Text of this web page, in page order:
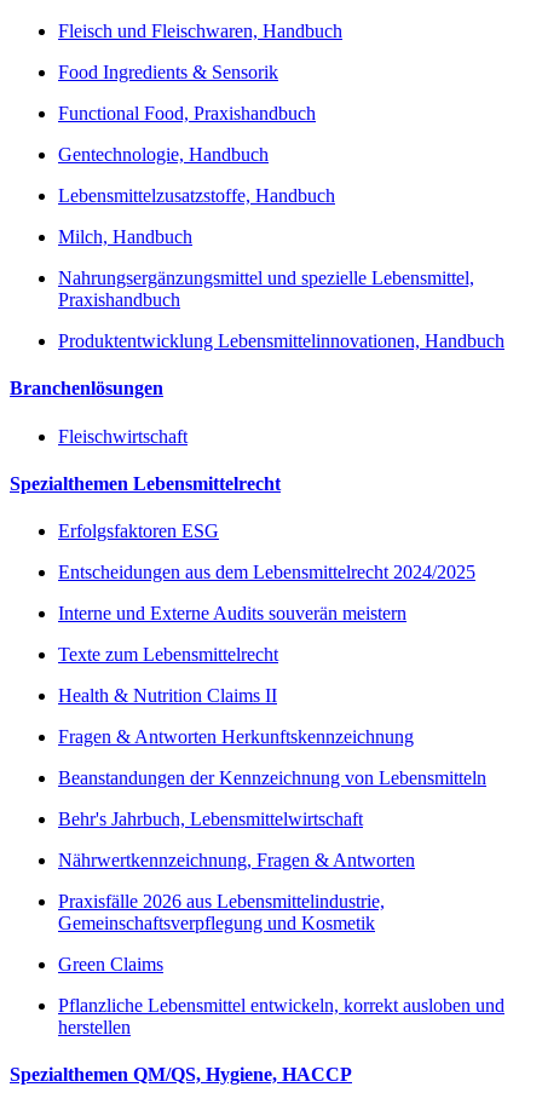
Fleisch und Fleischwaren, Handbuch
Food Ingredients & Sensorik
Functional Food, Praxishandbuch
Gentechnologie, Handbuch
Lebensmittelzusatzstoffe, Handbuch
Milch, Handbuch
Nahrungsergänzungsmittel und spezielle Lebensmittel,
Praxishandbuch
Produktentwicklung Lebensmittelinnovationen, Handbuch
Branchenlösungen
Fleischwirtschaft
Spezialthemen Lebensmittelrecht
Erfolgsfaktoren ESG
Entscheidungen aus dem Lebensmittelrecht 2024/2025
Interne und Externe Audits souverän meistern
Texte zum Lebensmittelrecht
Health & Nutrition Claims II
Fragen & Antworten Herkunftskennzeichnung
Beanstandungen der Kennzeichnung von Lebensmitteln
Behr's Jahrbuch, Lebensmittelwirtschaft
Nährwertkennzeichnung, Fragen & Antworten
Praxisfälle 2026 aus Lebensmittelindustrie,
Gemeinschaftsverpflegung und Kosmetik
Green Claims
Pflanzliche Lebensmittel entwickeln, korrekt ausloben und
herstellen
Spezialthemen QM/QS, Hygiene, HACCP